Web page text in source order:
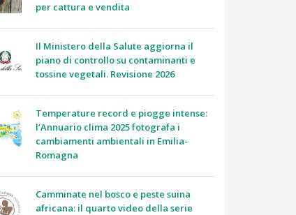
per cattura e vendita
Il Ministero della Salute aggiorna il
piano di controllo su contaminanti e
tossine vegetali. Revisione 2026
Temperature record e piogge intense:
l’Annuario clima 2025 fotografa i
cambiamenti ambientali in Emilia-
Romagna
Camminate nel bosco e peste suina
africana: il quarto video della serie